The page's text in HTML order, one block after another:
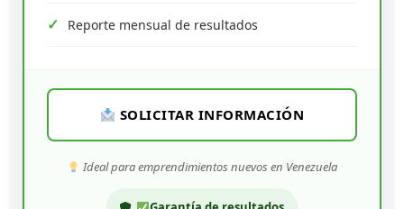
Reporte mensual de resultados
SOLICITAR INFORMACIÓN
Ideal para emprendimientos nuevos en Venezuela